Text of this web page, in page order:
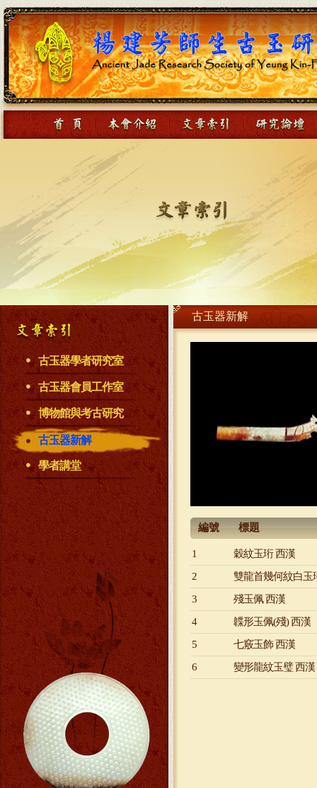
古玉器學者研究室
古玉器會員工作室
博物館與考古研究
古玉器新解
學者講堂
古玉器新解
編號 標題
1
穀紋玉珩 西漢
2
雙龍首幾何紋白玉
3
殘玉佩 西漢
4
韘形玉佩(殘) 西漢
5
七竅玉飾 西漢
6
變形龍紋玉璧 西漢